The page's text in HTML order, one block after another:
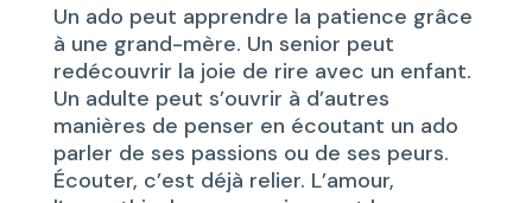
Un ado peut apprendre la patience grâce
à une grand-mère. Un senior peut
redécouvrir la joie de rire avec un enfant.
Un adulte peut s’ouvrir à d’autres
manières de penser en écoutant un ado
parler de ses passions ou de ses peurs.
Écouter, c’est déjà relier. L’amour,